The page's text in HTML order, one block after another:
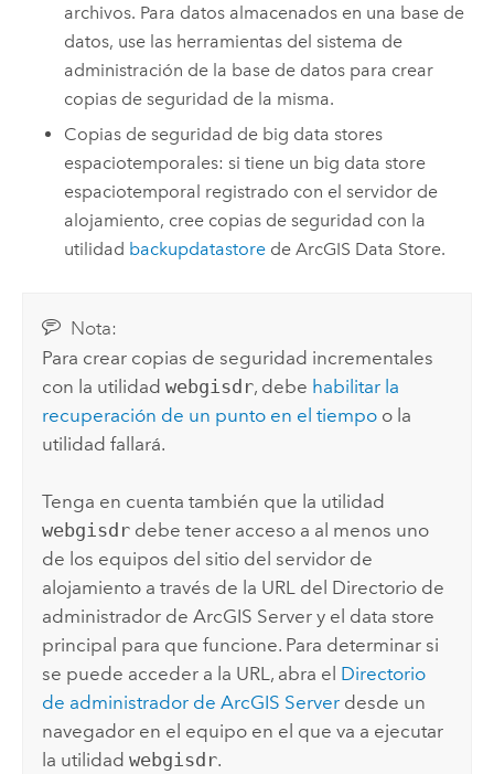
archivos. Para datos almacenados en una base de
datos, use las herramientas del sistema de
administración de la base de datos para crear
copias de seguridad de la misma.
Copias de seguridad de big data stores
espaciotemporales: si tiene un big data store
espaciotemporal registrado con el servidor de
alojamiento, cree copias de seguridad con la
utilidad backupdatastore deArcGIS Data Store.
Nota:
Para crear copias de seguridad incrementales
con la utilidadwebgisdr, debe habilitar la
recuperación de un punto en el tiempo o la
utilidad fallará.
Tenga en cuenta también que la utilidad
webgisdr debe tener acceso a al menos uno
de los equipos del sitio del servidor de
alojamiento a través de la URL del Directorio de
administrador deArcGIS Server y el data store
principal para que funcione. Para determinar si
se puede acceder a la URL, abra el Directorio
de administrador deArcGIS Server desde un
navegador en el equipo en el que va a ejecutar
la utilidadwebgisdr.